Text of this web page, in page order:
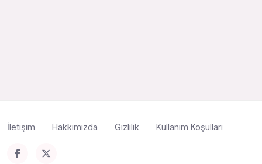
İletişim Hakkımızda Gizlilik Kullanım Koşulları